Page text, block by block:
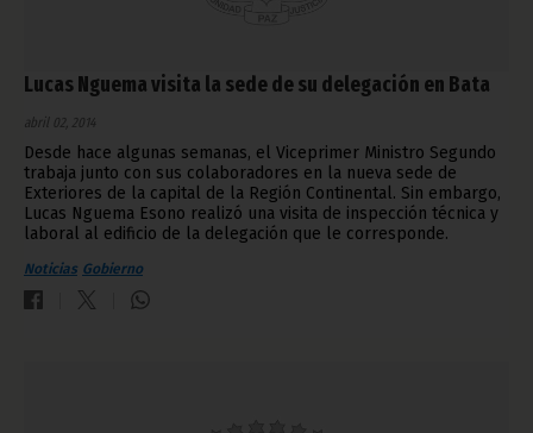
Lucas Nguema visita la sede de su delegación en Bata
abril 02, 2014
Desde hace algunas semanas, el Viceprimer Ministro Segundo
trabaja junto con sus colaboradores en la nueva sede de
Exteriores de la capital de la Región Continental. Sin embargo,
Lucas Nguema Esono realizó una visita de inspección técnica y
laboral al edificio de la delegación que le corresponde.
Noticias Gobierno